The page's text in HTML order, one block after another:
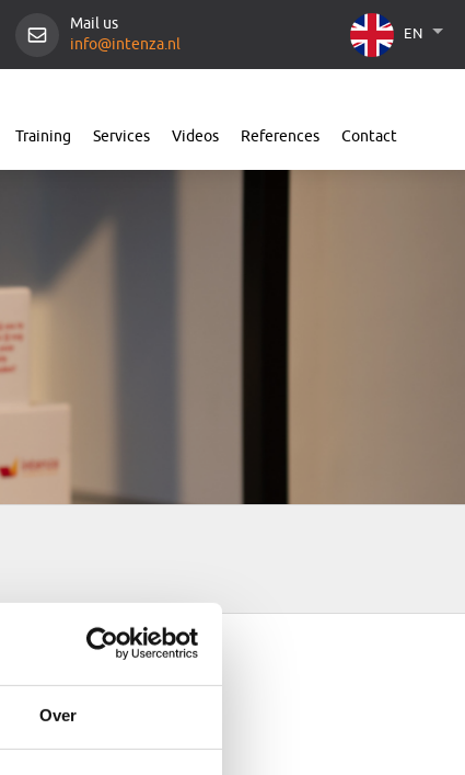
Over
Mail us
info@intenza.nl
EN
Training Services Videos References Contact